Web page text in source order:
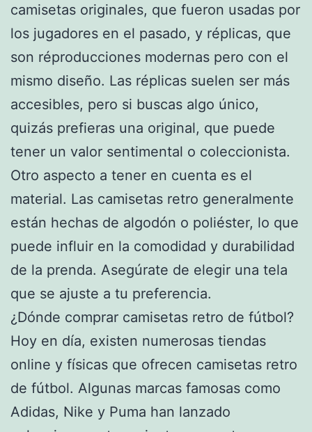
camisetas originales, que fueron usadas por
los jugadores en el pasado, y réplicas, que
son réproducciones modernas pero con el
mismo diseño. Las réplicas suelen ser más
accesibles, pero si buscas algo único,
quizás prefieras una original, que puede
tener un valor sentimental o coleccionista.
Otro aspecto a tener en cuenta es el
material. Las camisetas retro generalmente
están hechas de algodón o poliéster, lo que
puede influir en la comodidad y durabilidad
de la prenda. Asegúrate de elegir una tela
que se ajuste a tu preferencia.
¿Dónde comprar camisetas retro de fútbol?
Hoy en día, existen numerosas tiendas
online y físicas que ofrecen camisetas retro
de fútbol. Algunas marcas famosas como
Adidas, Nike y Puma han lanzado